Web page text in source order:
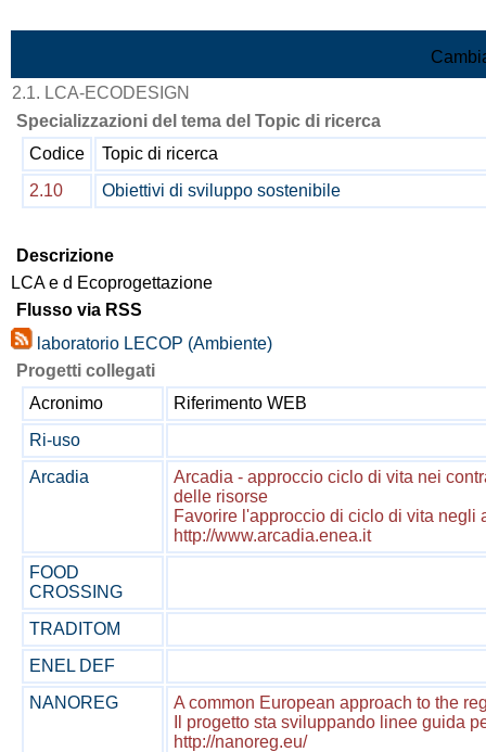
2.1. LCA-ECODESIGN
Specializzazioni del tema del Topic di ricerca
Codice
Topic di ricerca
2.10
Obiettivi di sviluppo sostenibile
Descrizione
LCA e d Ecoprogettazione
Flusso via RSS
laboratorio LECOP (Ambiente)
Progetti collegati
Acronimo
Riferimento WEB
Ri-uso
Arcadia
Arcadia - approccio ciclo di vita nei
delle risorse
Favorire l'approccio di ciclo di vita negli
http://www.arcadia.enea.it
FOOD
CROSSING
TRADITOM
ENEL DEF
NANOREG
A common European approach to the
Il progetto sta sviluppando linee guida
http://nanoreg.eu/